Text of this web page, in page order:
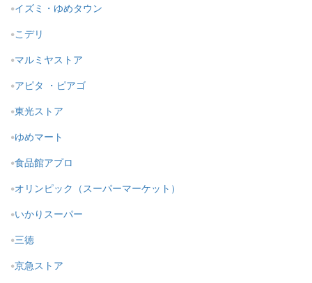
イズミ・ゆめタウン
こデリ
マルミヤストア
アピタ ・ピアゴ
東光ストア
ゆめマート
食品館アプロ
オリンピック（スーパーマーケット）
いかりスーパー
三徳
京急ストア